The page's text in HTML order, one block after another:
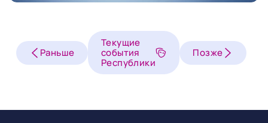
Раньше
Текущие
события
Республики
Позже